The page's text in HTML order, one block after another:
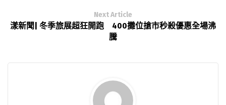
Next Article
漾新聞| 冬季旅展超狂開跑 400攤位搶市秒殺優惠全場沸
騰